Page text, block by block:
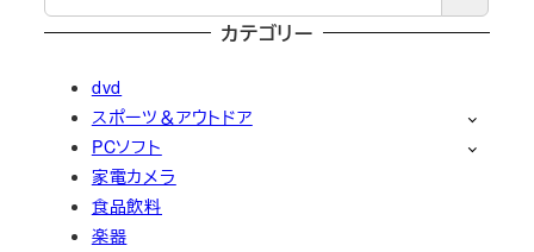
カテゴリー
dvd
スポーツ＆アウトドア
PCソフト
家電カメラ
食品飲料
楽器